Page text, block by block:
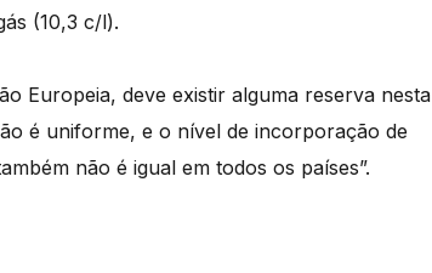
(10,3 c/l).
Europeia, deve existir alguma reserva nesta
é uniforme, e o nível de incorporação de
não é igual em todos os países”.